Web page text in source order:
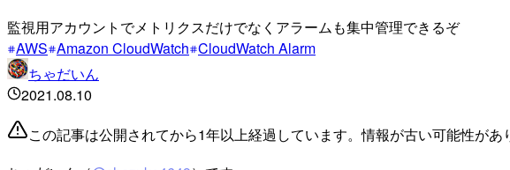
監視用アカウントでメトリクスだけでなくアラームも集中管理できるぞ
AWS Amazon CloudWatch CloudWatch Alarm
ちゃだいん
2021.08.10
この記事は公開されてから1年以上経過しています。情報が古い可能性があ